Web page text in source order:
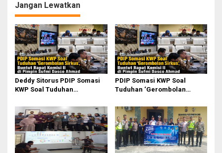
a
s
i
p
o
s
Jangan Lewatkan
Deddy Sitorus PDIP Somasi
KWP Soal Tuduhan
Rapat Komisi II Dipimpin
Sufmi Dasco Ahmad
PDIP Somasi KWP Soal
Tuduhan ‘Gerombolan
II Dipimpin Sufmi Dasco
Ahmad